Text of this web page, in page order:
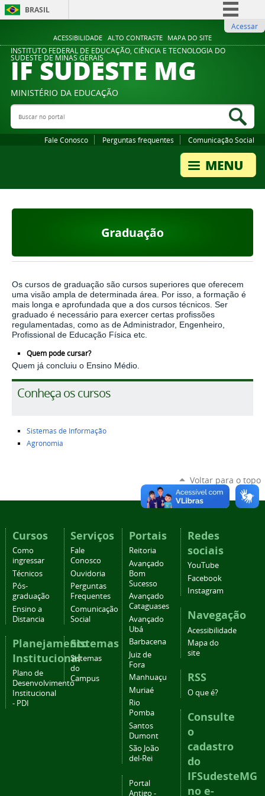
ACESSIBILIDADE ALTO CONTRASTE MAPA DO SITE
BRASIL
Comunica BR
Participe
Legislação
Acessar
INSTITUTO FEDERAL DE EDUCAÇÃO, CIÊNCIA E TECNOLOGIA DO
SUDESTE DE MINAS GERAIS
IF SUDESTE MG
MINISTÉRIO DA EDUCAÇÃO
Buscar no portal
Fale Conosco Perguntas frequentes Comunicação Social
Os cursos de graduação são cursos superiores que oferecem
uma visão ampla de determinada área. Por isso, a formação é
mais longa e aprofundada que a dos cursos técnicos. Ser
graduado é necessário para exercer certas profissões
regulamentadas, como as de Administrador, Engenheiro,
Profissional de Educação Física etc.
Quem pode cursar?
Quem já concluiu o Ensino Médio.
Conheça os cursos
Sistemas de Informação
Agronomia
Voltar para o topo
Cursos
Como
ingressar
Técnicos
Pós-
graduação
Ensino a
Distancia
Planejamento
Institucional
Plano de
Desenvolvimento
Institucional
- PDI
Serviços
Fale
Conosco
Ouvidoria
Perguntas
Frequentes
Comunicação
Social
Sistemas
Sistemas
do
Campus
Portais
Reitoria
Avançado
Bom
Sucesso
Avançado
Cataguases
Avançado
Ubá
Barbacena
Juiz de
Fora
Manhuaçu
Muriaé
Rio
Pomba
Santos
Dumont
São João
del-Rei
Portal
Antigo -
Redes
sociais
YouTube
Facebook
Instagram
Navegação
Acessibilidade
Mapa do
site
RSS
O que é?
Consulte
o
cadastro
do
IFSudesteMG
no e-